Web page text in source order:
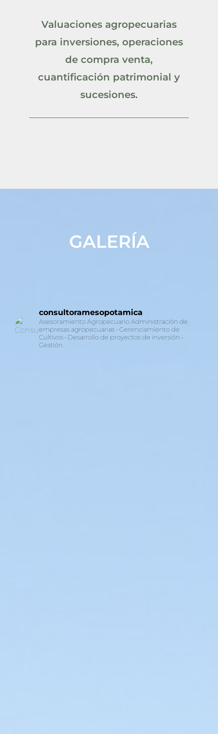
Valuaciones agropecuarias
para inversiones, operaciones
de compra venta,
cuantificación patrimonial y
sucesiones.
GALERÍA
consultoramesopotamica
Asesoramiento Agropecuario Administración de
empresas agropecuarias • Gerenciamiento de
Cultivos • Desarrollo de proyectos de inversión •
Gestión